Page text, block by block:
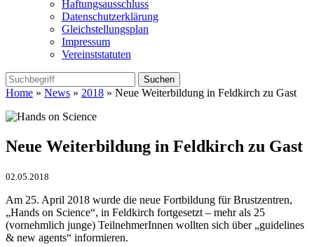
Haftungsausschluss
Datenschutzerklärung
Gleichstellungsplan
Impressum
Vereinststatuten
Home » News » 2018 » Neue Weiterbildung in Feldkirch zu Gast
Neue Weiterbildung in Feldkirch zu Gast
02.05.2018
Am 25. April 2018 wurde die neue Fortbildung für Brustzentren,
„Hands on Science“, in Feldkirch fortgesetzt – mehr als 25
(vornehmlich junge) TeilnehmerInnen wollten sich über „guidelines
& new agents“ informieren.